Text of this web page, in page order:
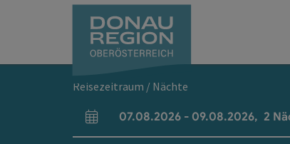
Reisezeitraum / Nächte
An- und Abreisefelder
07.08.2026 - 09.08.2026, 2